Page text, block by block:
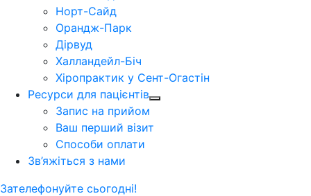
Норт-Сайд
Орандж-Парк
Дірвуд
Халландейл-Біч
Хіропрактик у Сент-Огастін
Ресурси для пацієнтів
Запис на прийом
Ваш перший візит
Способи оплати
Зв’яжіться з нами
Зателефонуйте сьогодні!